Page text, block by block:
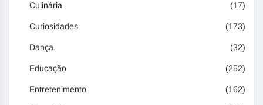
Culinária (17)
Curiosidades (173)
Dança (32)
Educação (252)
Entretenimento (162)